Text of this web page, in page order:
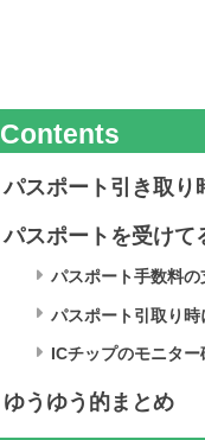
Contents
パスポート引き取り
パスポートを受けて
パスポート手数料の
パスポート引取り時
ICチップのモニター
ゆうゆう的まとめ